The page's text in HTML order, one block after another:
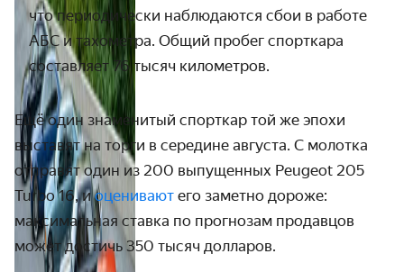
что периодически наблюдаются сбои в работе
АБС и тахометра. Общий пробег спорткара
составляет 76 тысяч километров.
Ещё один знаменитый спорткар той же эпохи
выставят на торги в середине августа. С молотка
отправят один из 200 выпущенных Peugeot 205
Turbo 16, иоценивают его заметно дороже:
максимальная ставка по прогнозам продавцов
может достичь 350 тысяч долларов.